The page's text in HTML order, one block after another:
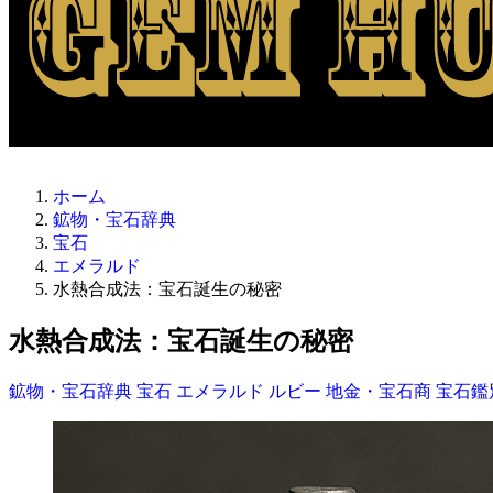
ホーム
鉱物・宝石辞典
宝石
エメラルド
水熱合成法：宝石誕生の秘密
水熱合成法：宝石誕生の秘密
鉱物・宝石辞典 宝石 エメラルド ルビー 地金・宝石商 宝石